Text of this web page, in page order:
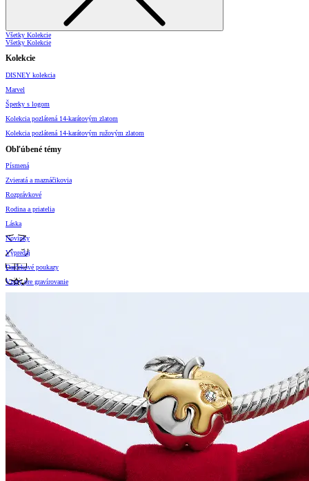
Všetky Kolekcie
Všetky Kolekcie
Kolekcie
DISNEY kolekcia
Marvel
Šperky s logom
Kolekcia pozlátená 14-karátovým zlatom
Kolekcia pozlátená 14-karátovým ružovým zlatom
Obľúbené témy
Písmená
Zvieratá a maznáčikovia
Rozprávkové
Rodina a priatelia
Láska
Novinky
Výpredaj
Darčekové poukazy
Vzory pre gravírovanie